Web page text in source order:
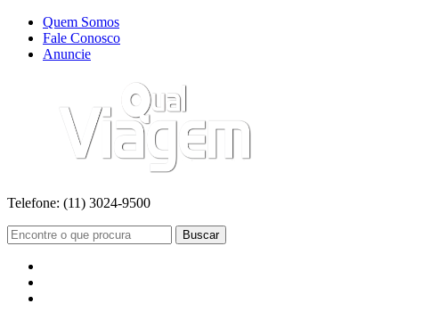
Quem Somos
Fale Conosco
Anuncie
Telefone: (11) 3024-9500
Buscar